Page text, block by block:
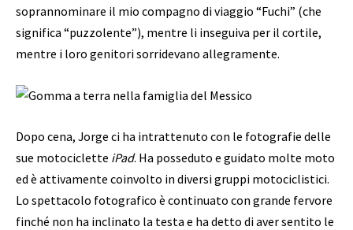
soprannominare il mio compagno di viaggio “Fuchi” (che
significa “puzzolente”), mentre li inseguiva per il cortile,
mentre i loro genitori sorridevano allegramente.
Dopo cena, Jorge ci ha intrattenuto con le fotografie delle
sue motociclette iPad. Ha posseduto e guidato molte moto
ed è attivamente coinvolto in diversi gruppi motociclistici.
Lo spettacolo fotografico è continuato con grande fervore
finché non ha inclinato la testa e ha detto di aver sentito le